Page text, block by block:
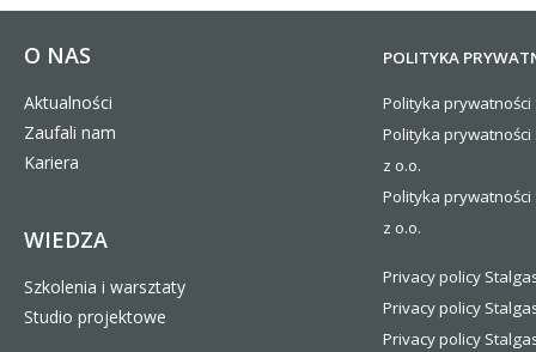
O NAS
Aktualności
Zaufali nam
Kariera
WIEDZA
Szkolenia i warsztaty
Studio projektowe
POLITYKA
Polityka prywatności
Polityka
z o.o.
Polityka
z o.o.
Privacy policy
Privacy policy
Privacy policy